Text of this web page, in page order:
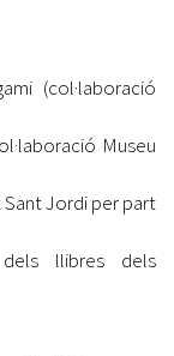
(col·laboració
Museu
Jordi per part
llibres dels